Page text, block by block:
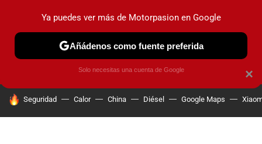
PRUEBAS COCHES ELÉCTRICOS OBSERVATORIO
HOY SE HABLA DE
Seguridad Calor China Diésel Google Maps
×
Ya puedes ver más de Motorpasion en Google
Añádenos como fuente preferida
Solo necesitas una cuenta de Google